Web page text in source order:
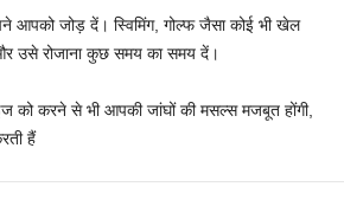
आपको जोड़ दें। स्विमिंग, गोल्फ जैसा कोई भी खेल
उसे रोजाना कुछ समय का समय दें।
को करने से भी आपकी जांघों की मसल्स मजबूत होंगी,
हैं